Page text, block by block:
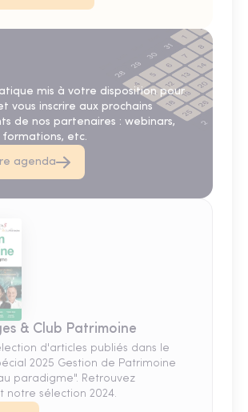
mis à votre disposition pour
vous inscrire aux prochains
de nos partenaires : webinars,
formations, etc.
agenda
& Club Patrimoine
d'articles publiés dans le
2025 Gestion de Patrimoine
paradigme". Retrouvez
notre sélection 2024.